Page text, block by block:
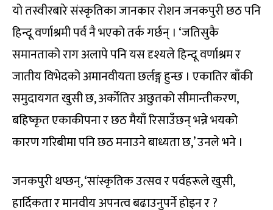
यो तस्वीरबारे संस्कृतिका जानकार रोशन जनकपुरी छठ पनि
हिन्दू वर्णाश्रमी पर्व नै भएको तर्क गर्छन् । ‘जतिसुकै
समानताको राग अलापे पनि यस दृश्यले हिन्दू वर्णाश्रम र
जातीय विभेदको अमानवीयता छर्लङ्ग हुन्छ । एकातिर बाँकी
समुदायगत खुसी छ, अर्कोतिर अछुतको सीमान्तीकरण,
बहिष्कृत एकाकीपना र छठ मैयाँ रिसाउँछन् भन्ने भयको
कारण गरिबीमा पनि छठ मनाउने बाध्यता छ,’ उनले भने ।
जनकपुरी थप्छन्, ‘सांस्कृतिक उत्सव र पर्वहरूले खुसी,
हार्दिकता र मानवीय अपनत्व बढाउनुपर्ने होइन र ?